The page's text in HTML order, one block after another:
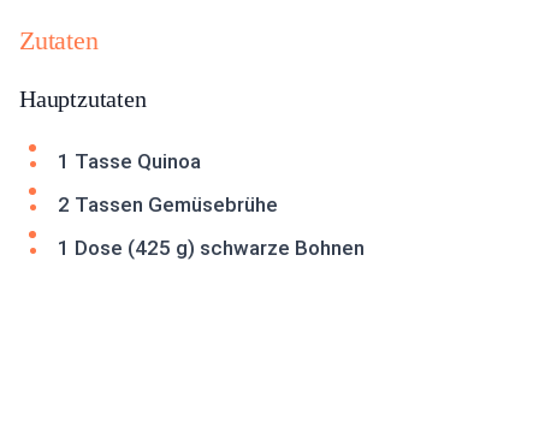
Zutaten
Hauptzutaten
1 Tasse Quinoa
2 Tassen Gemüsebrühe
1 Dose (425 g) schwarze Bohnen